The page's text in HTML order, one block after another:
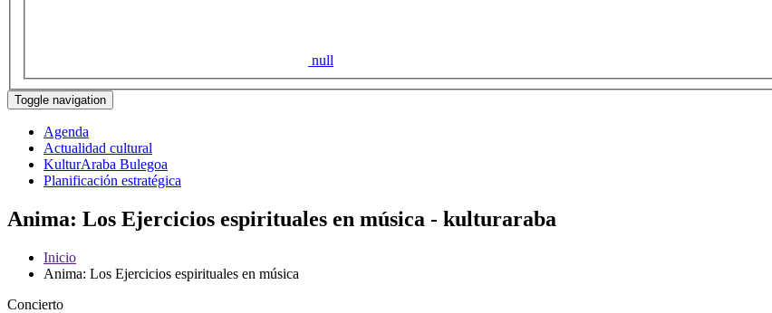
null
Toggle navigation
Agenda
Actualidad cultural
KulturAraba Bulegoa
Planificación estratégica
Anima: Los Ejercicios espirituales en música - kulturaraba
Inicio
Anima: Los Ejercicios espirituales en música
Concierto